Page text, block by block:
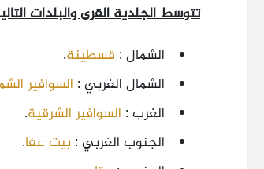
تتوسط الجلدية القرى والبلدات
الشمال : قسطينة.
الشمال الغربي : السوافير
الغرب : السوافير الشرقية.
الجنوب الغربي : بيت عفا.